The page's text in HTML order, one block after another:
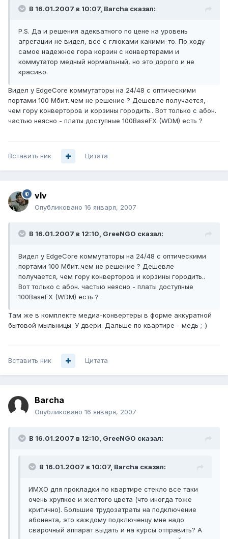
В 16.01.2007 в 10:07, Barcha сказал:
P.S. Да и решения адекватного по цене на уровень
агрегации не видел, все с глюками какими-то. По ходу
самое надежное гора корзин с конвертерами и
коммутатор медный нормальный, но это дорого и не
красиво.
Видел у EdgeCore коммутаторы на 24/48 с оптическими
портами 100 Мбит..чем не решение ? Дешевле получается,
чем гору конверторов и корзины городить.. Вот только с абон.
частью неясно - платы доступные 100BaseFX (WDM) есть ?
Вставить ник Цитата
vIv
Опубликовано 16 января, 2007
В 16.01.2007 в 12:10, GreeNGO сказал:
Видел у EdgeCore коммутаторы на 24/48 с оптическими
портами 100 Мбит..чем не решение ? Дешевле
получается, чем гору конверторов и корзины городить..
Вот только с абон. частью неясно - платы доступные
100BaseFX (WDM) есть ?
Там же в комплекте медиа-конвертеры в форме аккуратной
бытовой мыльницы. У двери. Дальше по квартире - медь ;-)
Вставить ник Цитата
Barcha
Опубликовано 16 января, 2007
В 16.01.2007 в 12:10, GreeNGO сказал:
В 16.01.2007 в 10:07, Barcha сказал:
ИМХО для прокладки по квартире стекло все таки
очень хрупкое и желтого цвета (что иногда тоже
критично). Большие трудозатраты на подключение
абонента, это каждому подключенцу мне надо
сварочный аппарат выдать и на курсы отправить? А